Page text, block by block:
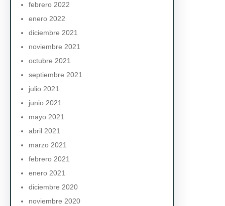
febrero 2022
enero 2022
diciembre 2021
noviembre 2021
octubre 2021
septiembre 2021
julio 2021
junio 2021
mayo 2021
abril 2021
marzo 2021
febrero 2021
enero 2021
diciembre 2020
noviembre 2020